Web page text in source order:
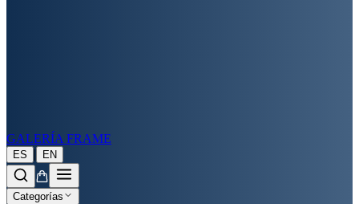
GALERÍA FRAME
ES | EN
Categorías